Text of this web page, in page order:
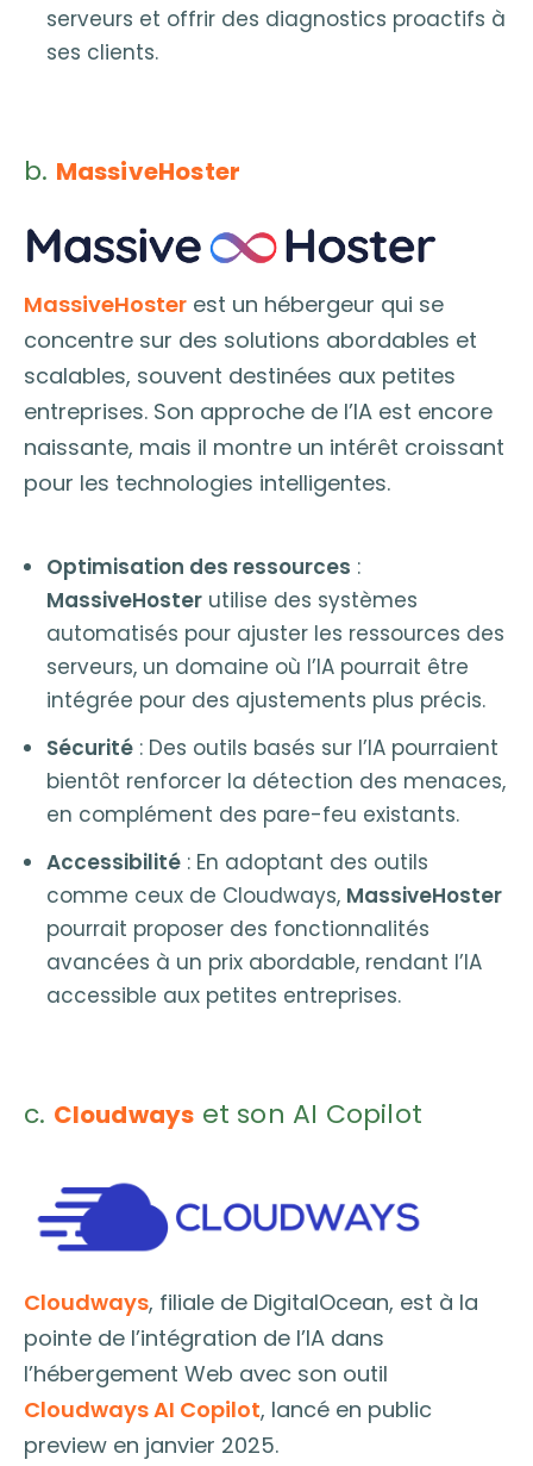
serveurs et offrir des diagnostics proactifs à
ses clients.
b. MassiveHoster
MassiveHoster est un hébergeur qui se
concentre sur des solutions abordables et
scalables, souvent destinées aux petites
entreprises. Son approche de l’IA est encore
naissante, mais il montre un intérêt croissant
pour les technologies intelligentes.
Optimisation des ressources :
MassiveHoster utilise des systèmes
automatisés pour ajuster les ressources des
serveurs, un domaine où l’IA pourrait être
intégrée pour des ajustements plus précis.
Sécurité : Des outils basés sur l’IA pourraient
bientôt renforcer la détection des menaces,
en complément des pare-feu existants.
Accessibilité : En adoptant des outils
comme ceux de Cloudways, MassiveHoster
pourrait proposer des fonctionnalités
avancées à un prix abordable, rendant l’IA
accessible aux petites entreprises.
c. Cloudways et son AI Copilot
Cloudways, filiale de DigitalOcean, est à la
pointe de l’intégration de l’IA dans
l’hébergement Web avec son outil
Cloudways AI Copilot, lancé en public
preview en janvier 2025.